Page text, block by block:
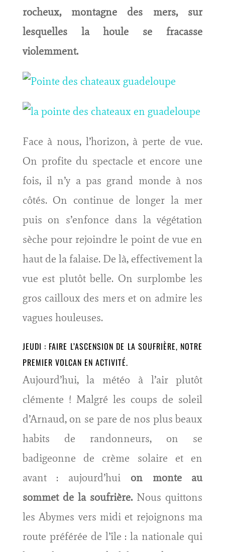
rocheux, montagne des mers, sur
lesquelles la houle se fracasse
violemment.
Face à nous, l’horizon, à perte de vue.
On profite du spectacle et encore une
fois, il n’y a pas grand monde à nos
côtés. On continue de longer la mer
puis on s’enfonce dans la végétation
sèche pour rejoindre le point de vue en
haut de la falaise. De là, effectivement la
vue est plutôt belle. On surplombe les
gros cailloux des mers et on admire les
vagues houleuses.
JEUDI : FAIRE L’ASCENSION DE LA SOUFRIÈRE, NOTRE
PREMIER VOLCAN EN ACTIVITÉ.
Aujourd’hui, la météo à l’air plutôt
clémente ! Malgré les coups de soleil
d’Arnaud, on se pare de nos plus beaux
habits de randonneurs, on se
badigeonne de crème solaire et en
avant : aujourd’hui on monte au
sommet de la soufrière. Nous quittons
les Abymes vers midi et rejoignons ma
route préférée de l’île : la nationale qui